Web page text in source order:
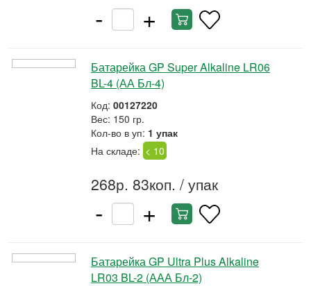
- +
Батарейка GP Super Alkaline LR06
BL-4 (АА Бл-4)
Код: 00127220
Вес: 150 гр.
Кол-во в уп: 1 упак
На складе: < 10
268р. 83коп. / упак
- +
Батарейка GP Ultra Plus Alkaline
LR03 BL-2 (ААА Бл-2)